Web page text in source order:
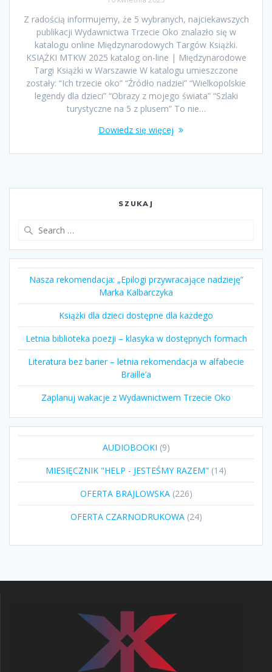
Z radością informujemy, że 5 wybranych, najciekawszych
publikacji Wydawnictwa Trzecie Oko znalazło się w
katalogu online Międzynarodowych Targów Książki.
KSIĄŻKI MTKW 2025 katalog on-line | Międzynarodowe
Targi Książki w Warszawie W katalogu umieszczone
zostały: “Ich trzecie oko” “Źródło nadziei” “Wielkopolskie
legendy dla dzieci” “Obrazy z mojego świata” “Szlaki
turystyczne na 5 z plusem” To nie…
Dowiedz się więcej
SZUKAJ
Nasza rekomendacja: „Epilogi przywracające nadzieję”
Marka Kalbarczyka
Książki dla dzieci dostępne dla każdego
Letnia biblioteka poezji – klasyka w dostępnych formach
Literatura bez barier – letnia rekomendacja w alfabecie
Braille’a
Zaplanuj wakacje z Wydawnictwem Trzecie Oko
AUDIOBOOKI 99
produktów
MIESIĘCZNIK "HELP - JESTEŚMY RAZEM" 1414
produktów
OFERTA BRAJLOWSKA 226226
produktów
OFERTA CZARNODRUKOWA 2424